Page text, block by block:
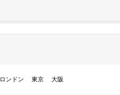
ロンドン 東京 大阪